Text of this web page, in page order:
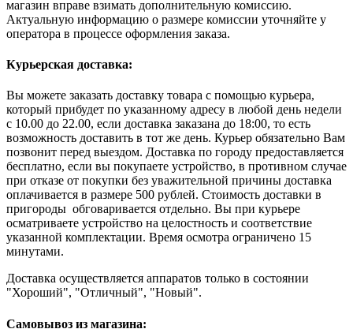
магазин вправе взимать дополнительную комиссию.
Актуальную информацию о размере комиссии уточняйте у
оператора в процессе оформления заказа.
Курьерская доставка:
Вы можете заказать доставку товара с помощью курьера,
который прибудет по указанному адресу в любой день недели
с 10.00 до 22.00, если доставка заказана до 18:00, то есть
возможность доставить в тот же день. Курьер обязательно Вам
позвонит перед выездом. Доставка по городу предоставляется
бесплатно, если вы покупаете устройство, в противном случае
при отказе от покупки без уважительной причины доставка
оплачивается в размере 500 рублей. Стоимость доставки в
пригороды обговаривается отдельно. Вы при курьере
осматриваете устройство на целостность и соответствие
указанной комплектации. Время осмотра ограничено 15
минутами.
Доставка осуществляется аппаратов только в состоянии
"Хороший", "Отличный", "Новый".
Самовывоз из магазина: